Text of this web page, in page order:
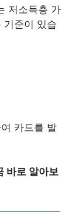
저소득층 가
기준이 있습
카드를 발
바로 알아보